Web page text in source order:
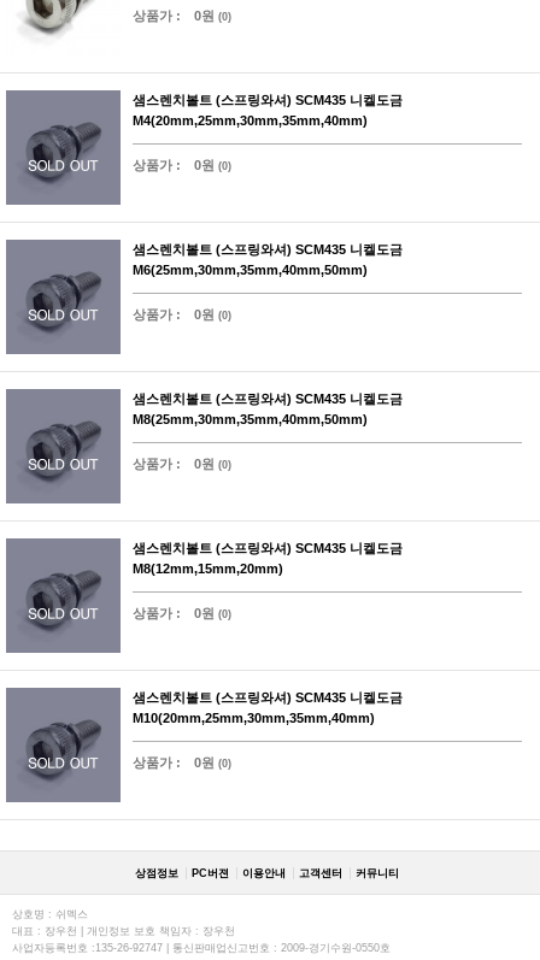
상품가 : 0원 (0)
샘스렌치볼트 (스프링와셔) SCM435 니켈도금
M4(20mm,25mm,30mm,35mm,40mm)
상품가 : 0원 (0)
샘스렌치볼트 (스프링와셔) SCM435 니켈도금
M6(25mm,30mm,35mm,40mm,50mm)
상품가 : 0원 (0)
샘스렌치볼트 (스프링와셔) SCM435 니켈도금
M8(25mm,30mm,35mm,40mm,50mm)
상품가 : 0원 (0)
샘스렌치볼트 (스프링와셔) SCM435 니켈도금
M8(12mm,15mm,20mm)
상품가 : 0원 (0)
샘스렌치볼트 (스프링와셔) SCM435 니켈도금
M10(20mm,25mm,30mm,35mm,40mm)
상품가 : 0원 (0)
상점정보 PC버젼 이용안내 고객센터 커뮤니티
상호명 : 쉬멕스
대표 : 장우천 | 개인정보 보호 책임자 : 장우천
사업자등록번호 :135-26-92747 | 통신판매업신고번호 : 2009-경기수원-0550호